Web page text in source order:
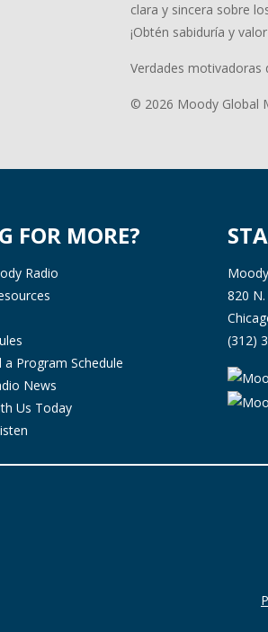
clara y sincera sobre
¡Obtén sabiduría y
Verdades motivadoras
© 2026 Moody Global
FOR MORE?
Radio
Program Schedule
News
Us Today
820 N.
(312)